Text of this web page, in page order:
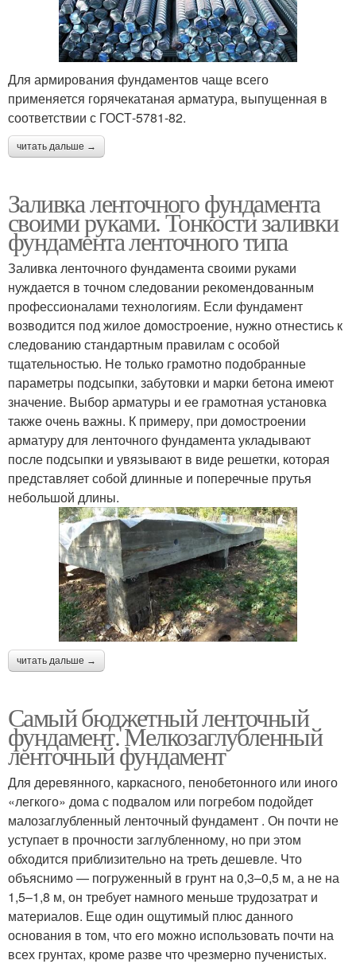
Для армирования фундаментов чаще всего
применяется горячекатаная арматура, выпущенная в
соответствии с ГОСТ-5781-82.
читать дальше →
Заливка ленточного фундамента
своими руками. Тонкости заливки
фундамента ленточного типа
Заливка ленточного фундамента своими руками
нуждается в точном следовании рекомендованным
профессионалами технологиям. Если фундамент
возводится под жилое домостроение, нужно отнестись к
следованию стандартным правилам с особой
тщательностью. Не только грамотно подобранные
параметры подсыпки, забутовки и марки бетона имеют
значение. Выбор арматуры и ее грамотная установка
также очень важны. К примеру, при домостроении
арматуру для ленточного фундамента укладывают
после подсыпки и увязывают в виде решетки, которая
представляет собой длинные и поперечные прутья
небольшой длины.
читать дальше →
Самый бюджетный ленточный
фундамент. Мелкозаглубленный
ленточный фундамент
Для деревянного, каркасного, пенобетонного или иного
«легкого» дома с подвалом или погребом подойдет
малозаглубленный ленточный фундамент . Он почти не
уступает в прочности заглубленному, но при этом
обходится приблизительно на треть дешевле. Что
объяснимо — погруженный в грунт на 0,3–0,5 м, а не на
1,5–1,8 м, он требует намного меньше трудозатрат и
материалов. Еще один ощутимый плюс данного
основания в том, что его можно использовать почти на
всех грунтах, кроме разве что чрезмерно пученистых.